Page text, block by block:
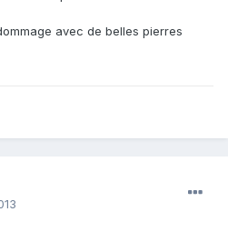
avec de belles pierres